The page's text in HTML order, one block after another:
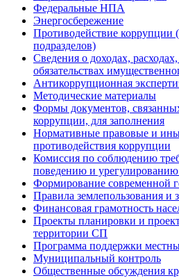
Федеральные НПА
Энергосбережение
Противодействие коррупции
подразделов)
Сведения о доходах,
обязательствах
Антикоррупционная
Методические материалы
Формы документов,
коррупции, для заполнения
Нормативные правовые и
противодействия коррупции
Комиссия по соблюдению
поведению и
Формирование современной
Правила землепользования и
Финансовая грамотность
Проекты планировки и
территории СП
Программа поддержки
Муниципальный контроль
Общественные обсуждения